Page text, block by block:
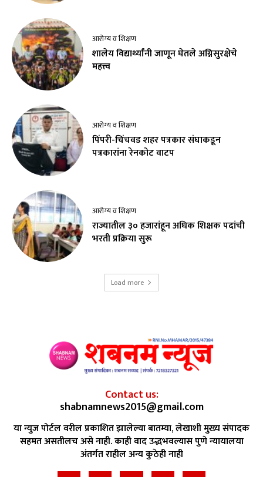
आरोग्य व शिक्षण
शालेय विद्यार्थ्यांनी जाणून घेतले अग्निसुरक्षेचे
महत्त्व
आरोग्य व शिक्षण
पिंपरी-चिंचवड शहर पत्रकार संघाकडून
पत्रकारांना रेनकोट वाटप
आरोग्य व शिक्षण
राज्यातील ३० हजारांहून अधिक शिक्षक पदांची
भरती प्रक्रिया सुरू
Load more
Contact us:
shabnamnews2015@gmail.com
या न्युज पोर्टल वरील प्रकाशित झालेल्या बातम्या, लेखाशी मुख्य संपादक
सहमत असतीलच असे नाही. काही वाद उद्भभवल्यास पुणे न्यायालया
अंतर्गत राहील अन्य कुठेही नाही